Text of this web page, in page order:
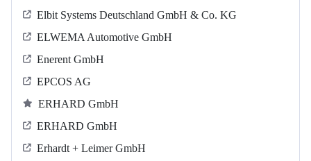
Elbit Systems Deutschland GmbH & Co. KG
ELWEMA Automotive GmbH
Enerent GmbH
EPCOS AG
ERHARD GmbH
ERHARD GmbH
Erhardt + Leimer GmbH